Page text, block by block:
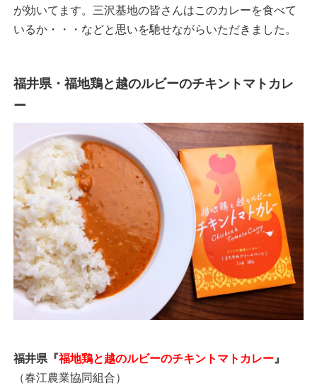
が効いてます。三沢基地の皆さんはこのカレーを食べて
いるか・・・などと思いを馳せながらいただきました。
福井県・福地鶏と越のルビーのチキントマトカレ
ー
福井県『福地鶏と越のルビーのチキントマトカレー』
（春江農業協同組合）